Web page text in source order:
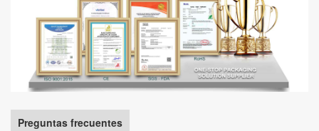
Preguntas frecuentes